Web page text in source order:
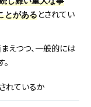
とがあるとされてい
えつつ、一般的には
れているか